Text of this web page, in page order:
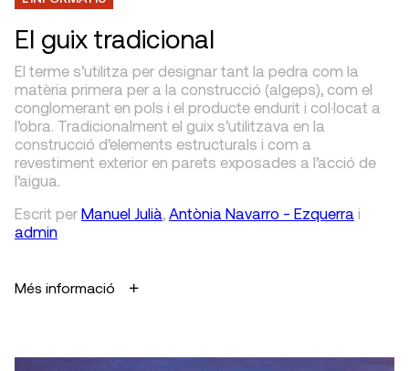
El guix tradicional
El terme s’utilitza per designar tant la pedra com la
matèria primera per a la construcció (algeps), com el
conglomerant en pols i el producte endurit i col·locat a
l’obra. Tradicionalment el guix s’utilitzava en la
construcció d’elements estructurals i com a
revestiment exterior en parets exposades a l’acció de
l’aigua.
Escrit per Manuel Julià, Antònia Navarro - Ezquerra i
admin
Més informació